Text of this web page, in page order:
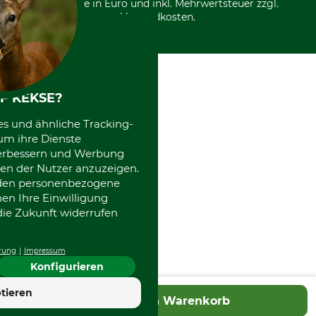
In den Warenkorb
Datenschutz Print
International
Kooperationen
Alle Preise in Euro und inkl. Mehrwertsteuer zzgl.
Versandkosten.
KEKSE?
und ähnliche Tracking-
ihre Dienste
und Werbung
der Nutzer anzuzeigen.
personenbezogene
Ihre Einwilligung
Zukunft widerrufen
Impressum
Konfigurieren